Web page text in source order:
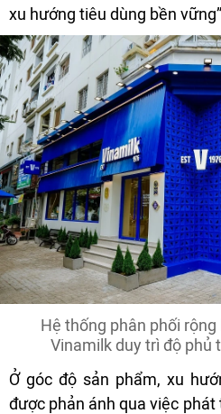
xu hướng tiêu dùng bền
Hệ thống phân phối
Vinamilk duy trì độ phủ
Ở góc độ sản phẩm, xu
được phản ánh qua việc